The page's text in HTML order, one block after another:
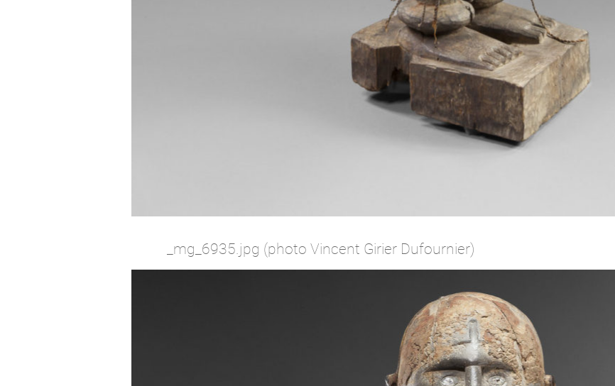
_mg_6935.jpg (photo Vincent Girier Dufournier)